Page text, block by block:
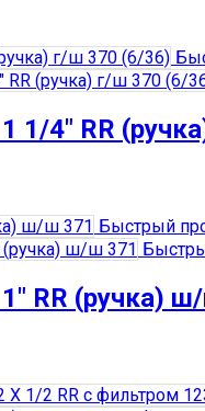
1/4″ RR
Быстрый
RR (ручка)